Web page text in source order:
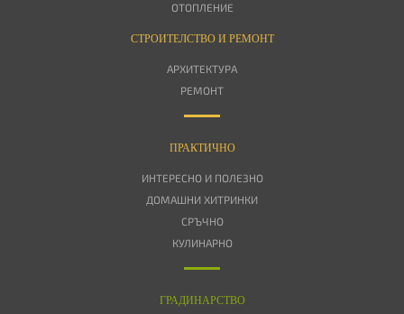
ОТОПЛЕНИЕ
СТРОИТЕЛСТВО И РЕМОНТ
АРХИТЕКТУРА
РЕМОНТ
ПРАКТИЧНО
ИНТЕРЕСНО И ПОЛЕЗНО
ДОМАШНИ ХИТРИНКИ
СРЪЧНО
КУЛИНАРНО
ГРАДИНАРСТВО